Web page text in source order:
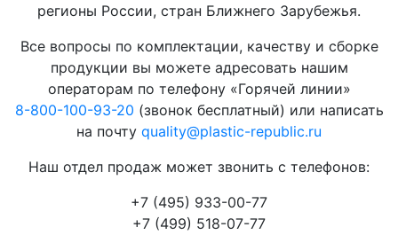
регионы России, стран Ближнего Зарубежья.
Все вопросы по комплектации, качеству и сборке
продукции вы можете адресовать нашим
операторам по телефону «Горячей линии»
8-800-100-93-20 (звонок бесплатный) или написать
на почту quality@plastic-republic.ru
Наш отдел продаж может звонить с телефонов:
+7 (495) 933-00-77
+7 (499) 518-07-77